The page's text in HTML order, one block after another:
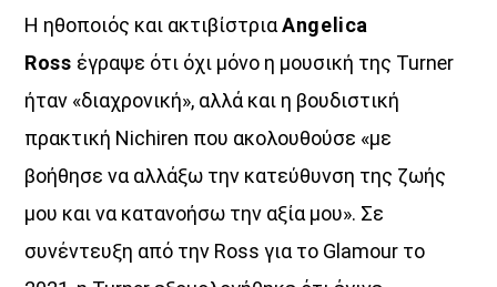
Η ηθοποιός και ακτιβίστριαAngelica
Ross έγραψε ότι όχι μόνο η μουσική της Turner
ήταν «διαχρονική», αλλά και η βουδιστική
πρακτική Nichiren που ακολουθούσε «με
βοήθησε να αλλάξω την κατεύθυνση της ζωής
μου και να κατανοήσω την αξία μου». Σε
συνέντευξη από την Ross για το Glamour το